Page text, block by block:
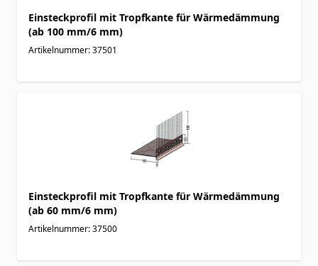
Einsteckprofil mit Tropfkante für Wärmedämmung
(ab 100 mm/6 mm)
Artikelnummer: 37501
Einsteckprofil mit Tropfkante für Wärmedämmung
(ab 60 mm/6 mm)
Artikelnummer: 37500